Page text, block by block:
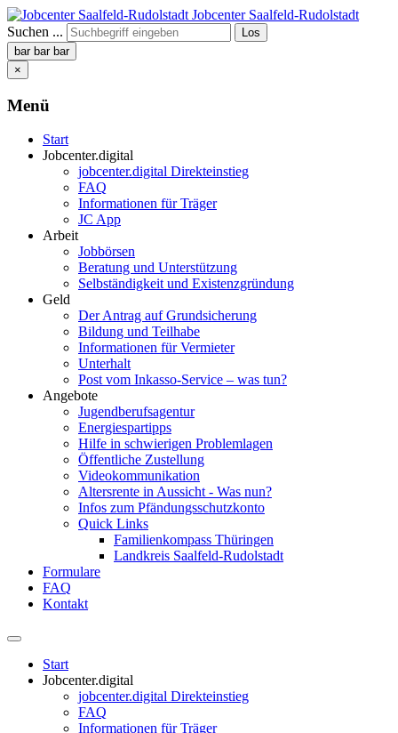
Jobcenter Saalfeld-Rudolstadt
Suchen ...
Los
bar bar bar
×
Menü
Start
Jobcenter.digital
jobcenter.digital Direkteinstieg
FAQ
Informationen für Träger
JC App
Arbeit
Jobbörsen
Beratung und Unterstützung
Selbständigkeit und Existenzgründung
Geld
Der Antrag auf Grundsicherung
Bildung und Teilhabe
Informationen für Vermieter
Unterhalt
Post vom Inkasso-Service – was tun?
Angebote
Jugendberufsagentur
Energiespartipps
Hilfe in schwierigen Problemlagen
Öffentliche Zustellung
Videokommunikation
Altersrente in Aussicht - Was nun?
Infos zum Pfändungsschutzkonto
Quick Links
Familienkompass Thüringen
Landkreis Saalfeld-Rudolstadt
Formulare
FAQ
Kontakt
Start
Jobcenter.digital
jobcenter.digital Direkteinstieg
FAQ
Informationen für Träger